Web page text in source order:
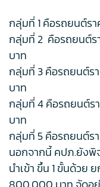
กลุ่มที่ 1 คือรถยนต์ร
กลุ่มที่ 2 คือรถยนต์ร
บาท
กลุ่มที่ 3 คือรถยนต์ร
บาท
กลุ่มที่ 4 คือรถยนต์ร
บาท
กลุ่มที่ 5 คือรถยนต์ร
นอกจากนี้ คปภ.ยังพิ
นำเข้า ขึ้น 1 ขั้นด้วย